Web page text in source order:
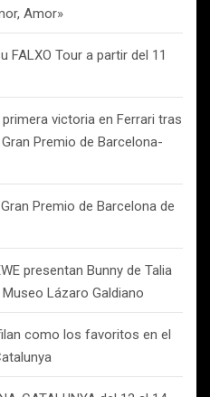
Amor»
FALXO Tour a partir del 11
victoria en Ferrari tras
Premio de Barcelona-
Premio de Barcelona de
presentan Bunny de Talia
Lázaro Galdiano
como los favoritos en el